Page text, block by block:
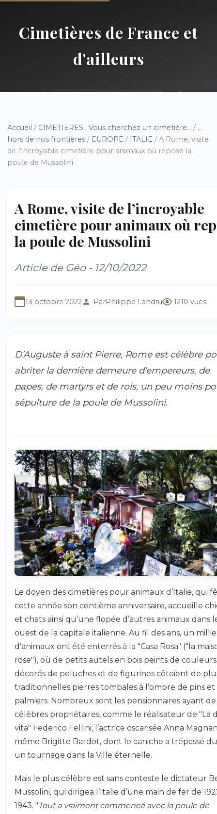
Cimetières de France et
d'ailleurs
Accueil / CIMETIERES : Vous cherchez un cimetière... / ...
hors de nos frontières / EUROPE / ITALIE / A Rome, visite
de l’incroyable cimetière pour animaux où repose la
poule de Mussolini
A Rome, visite de l’incroyable
cimetière pour animaux où
la poule de Mussolini
Article de Géo - 12/10/2022
13 octobre 2022 ParPhilippe Landru 1210 vues
D’Auguste à saint Pierre, Rome est célèbre
abriter la dernière demeure d’empereurs, de
papes, de martyrs et de rois, un peu moins
sépulture de la poule de Mussolini.
Le doyen des cimetières pour animaux d’Italie, qui
cette année son centième anniversaire, accueille
et chats ainsi qu’une flopée d’autres animaux dans
ouest de la capitale italienne. Au fil des ans, un
d’animaux ont été enterrés à la "Casa Rosa" ("la
rose"), où de petits autels en bois peints de couleurs
décorés de peluches et de figurines côtoient de
traditionnelles pierres tombales à l’ombre de pins et
palmiers. Nombreux sont les pensionnaires ayant de
célèbres propriétaires, comme le réalisateur de "La
vita" Federico Fellini, l’actrice oscarisée Anna
même Brigitte Bardot, dont le caniche a trépassé
un tournage dans la Ville éternelle.
Mais le plus célèbre est sans conteste le dictateur
Mussolini, qui dirigea l’Italie d’une main de fer de
1943. "Tout a vraiment commencé avec la poule de